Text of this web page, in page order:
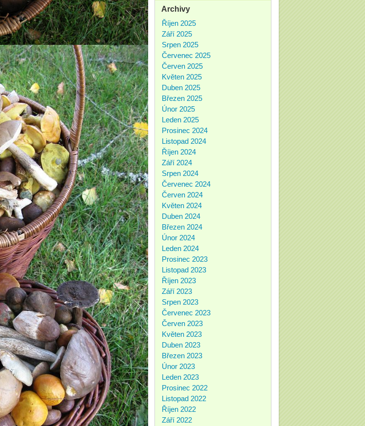
Archivy
Říjen 2025
Září 2025
Srpen 2025
Červenec 2025
Červen 2025
Květen 2025
Duben 2025
Březen 2025
Únor 2025
Leden 2025
Prosinec 2024
Listopad 2024
Říjen 2024
Září 2024
Srpen 2024
Červenec 2024
Červen 2024
Květen 2024
Duben 2024
Březen 2024
Únor 2024
Leden 2024
Prosinec 2023
Listopad 2023
Říjen 2023
Září 2023
Srpen 2023
Červenec 2023
Červen 2023
Květen 2023
Duben 2023
Březen 2023
Únor 2023
Leden 2023
Prosinec 2022
Listopad 2022
Říjen 2022
Září 2022